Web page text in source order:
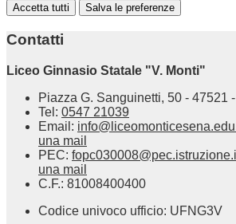
Accetta tutti Salva le preferenze
Contatti
Liceo Ginnasio Statale "V. Monti"
Piazza G. Sanguinetti, 50 - 47521
Tel: 0547 21039
Email:
una mail
PEC:
una mail
C.F.: 81008400400
Codice univoco ufficio: UFNG3V